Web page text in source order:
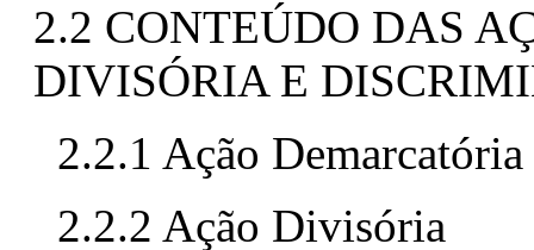
2.2 CONTEÚDO DAS
DIVISÓRIA E
2.2.1 Ação Demarcatória
2.2.2 Ação Divisória